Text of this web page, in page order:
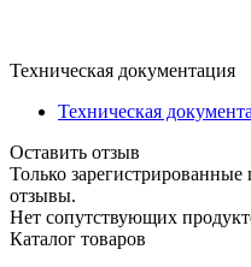
Техническая документация
Техническая
Оставить отзыв
Только зарегистрированные
отзывы.
Нет сопутствующих
Каталог товаров